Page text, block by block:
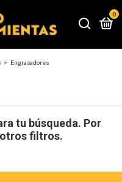
0
> Engrasadores
tu búsqueda. Por
filtros.